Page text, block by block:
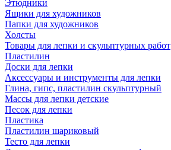
Этюдники
Ящики для художников
Папки для художников
Холсты
Товары для лепки и скульптурных работ
Пластилин
Доски для лепки
Аксессуары и инструменты для лепки
Глина, гипс, пластилин скульптурный
Массы для лепки детские
Песок для лепки
Пластика
Пластилин шариковый
Тесто для лепки